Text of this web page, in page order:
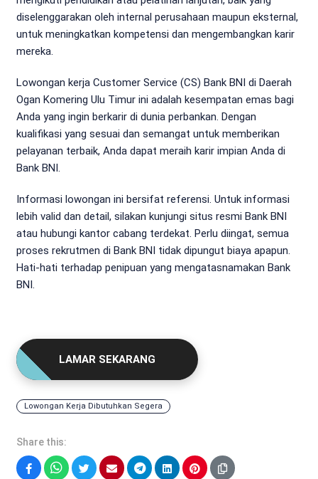
diselenggarakan oleh internal perusahaan maupun eksternal,
untuk meningkatkan kompetensi dan mengembangkan karir
mereka.
Lowongan kerja Customer Service (CS) Bank BNI di Daerah
Ogan Komering Ulu Timur ini adalah kesempatan emas bagi
Anda yang ingin berkarir di dunia perbankan. Dengan
kualifikasi yang sesuai dan semangat untuk memberikan
pelayanan terbaik, Anda dapat meraih karir impian Anda di
Bank BNI.
Informasi lowongan ini bersifat referensi. Untuk informasi
lebih valid dan detail, silakan kunjungi situs resmi Bank BNI
atau hubungi kantor cabang terdekat. Perlu diingat, semua
proses rekrutmen di Bank BNI tidak dipungut biaya apapun.
Hati-hati terhadap penipuan yang mengatasnamakan Bank
BNI.
LAMAR SEKARANG
Lowongan Kerja Dibutuhkan Segera
Share this: